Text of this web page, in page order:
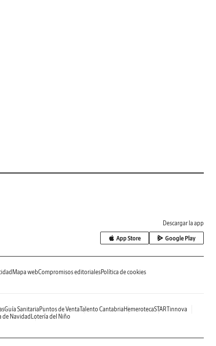
Descargar la app
App Store Google Play
Mapa webCompromisos editorialesPolítica de cookies
Guía Sanitaria Puntos de VentaTalento Cantabria HemerotecaSTARTinnova
de Navidad Lotería del Niño